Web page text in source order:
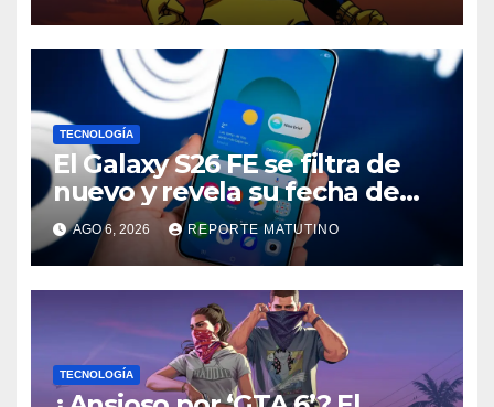
TECNOLOGÍA
El Galaxy S26 FE se filtra de
nuevo y revela su fecha de
lanzamiento
AGO 6, 2026 REPORTE MATUTINO
TECNOLOGÍA